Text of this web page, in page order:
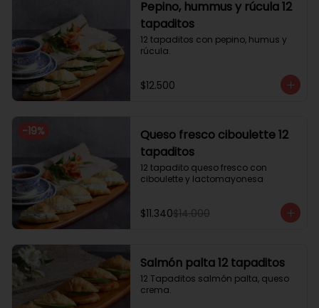
Pepino, hummus y rúcula 12
tapaditos
12 tapaditos con pepino, humus y
rúcula.
$12.500
-19%
Queso fresco ciboulette 12
tapaditos
12 tapadito queso fresco con
ciboulette y lactomayonesa
$11.340$14.000
Salmón palta 12 tapaditos
12 Tapaditos salmón palta, queso
crema.